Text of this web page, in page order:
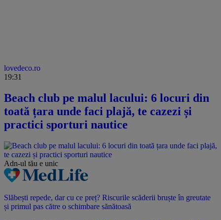
lovedeco.ro
19:31
Beach club pe malul lacului: 6 locuri din
toată țara unde faci plajă, te cazezi și
practici sporturi nautice
Adn-ul tău e unic
Slăbești repede, dar cu ce preț? Riscurile scăderii bruște în greutate
și primul pas către o schimbare sănătoasă